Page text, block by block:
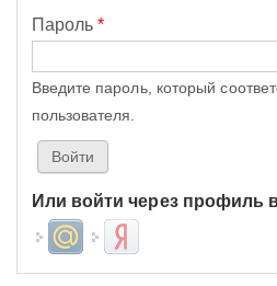
Пароль*
Введите пароль, который
пользователя.
Или войти через профиль
Login with Mail.ruLogin with Яндекс